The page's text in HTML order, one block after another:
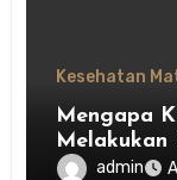
Kesehatan
Mengapa
Melakukan
admin